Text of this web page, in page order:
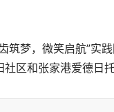
筑梦，微笑启航”实
区和张家港爱德日